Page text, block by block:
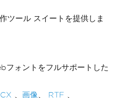
ツール スイートを提供しま
ォントをフルサポートした
画像 RTF